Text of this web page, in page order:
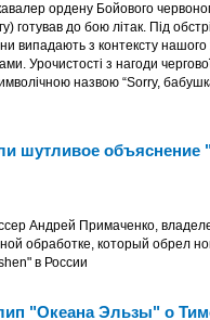
ордену Бойового
готував до бою літак. Під
випадають з контексту
Урочистості з нагоди
назвою “Sorry,
шутливое
Андрей Примаченко,
обработке, который обрел
в России
"Океана Эльзы" о